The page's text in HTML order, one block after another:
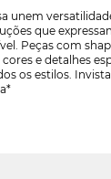
unem
que
Peças com
e detalhes
os estilos.